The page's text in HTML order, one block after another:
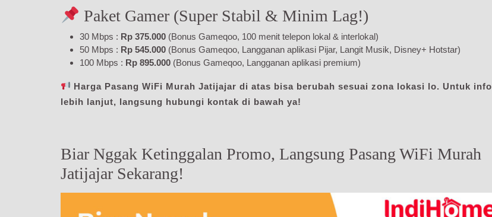
Paket Gamer (Super Stabil & Minim Lag!)
30 Mbps : Rp 375.000 (Bonus Gameqoo, 100 menit telepon lokal & interlokal)
50 Mbps : Rp 545.000 (Bonus Gameqoo, Langganan aplikasi Pijar, Langit Musik, Disney+ Hotstar)
100 Mbps : Rp 895.000 (Bonus Gameqoo, Langganan aplikasi premium)
Harga Pasang WiFi Murah Jatijajar di atas bisa berubah sesuai zona lokasi lo. Untuk info
lebih lanjut, langsung hubungi kontak di bawah ya!
Biar Nggak Ketinggalan Promo, Langsung Pasang WiFi Murah
Jatijajar Sekarang!